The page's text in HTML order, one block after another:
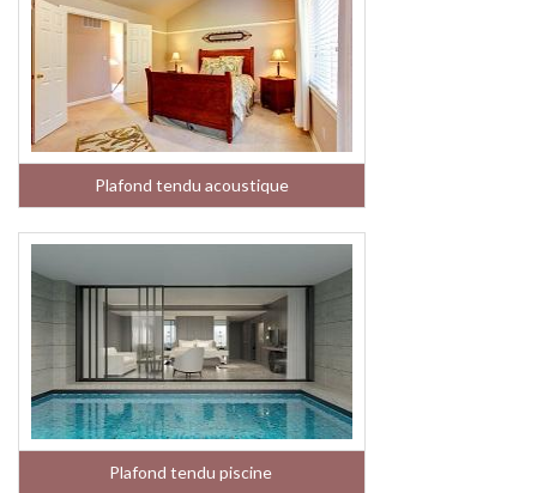
Plafond tendu acoustique
Plafond tendu piscine